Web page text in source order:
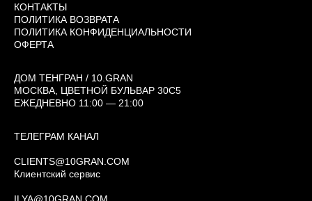
КОНТАКТЫ
ПОЛИТИКА ВОЗВРАТА
ПОЛИТИКА КОНФИДЕНЦИАЛЬНОСТИ
ОФЕРТА
ДОМ ТЕНГРАН / 10.GRAN
МОСКВА, ЦВЕТНОЙ БУЛЬВАР 30С5
ЕЖЕДНЕВНО 11:00 — 21:00
ТЕЛЕГРАМ КАНАЛ
CLIENTS@10GRAN.COM
Клиентский сервис
ILYA@10GRAN.COM